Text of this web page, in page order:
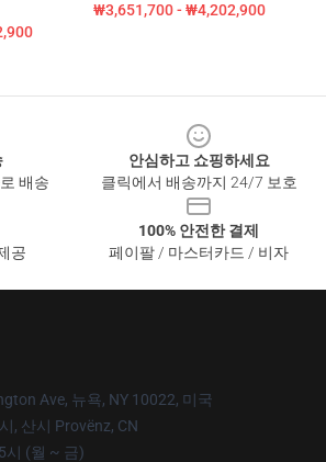
₩3,651,700 - ₩4,202,900
배송
안심하고 쇼핑하세요
클릭에서 배송까지 24/7 보호
공
100% 안전한 결제
페이팔 / 마스터카드 / 비자
Ave, 뉴욕, NY 10022, 미국
, 산시 Provënz, CN
시 (월 ~ 금)